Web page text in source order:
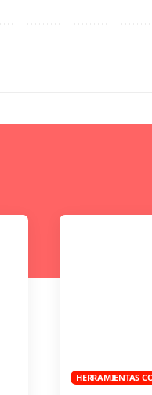
HERRAMIENTAS